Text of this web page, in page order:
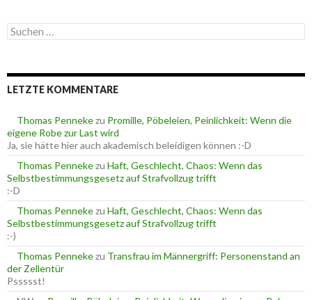
g
o
n
S
u
e
n
c
h
:
LETZTE KOMMENTARE
Thomas Pennekezu Promille, Pöbeleien, Peinlichkeit: Wenn die
eigene Robe zur Last wird
Ja, sie hätte hier auch akademisch beleidigen können :-D
Thomas Pennekezu Haft, Geschlecht, Chaos: Wenn das
Selbstbestimmungsgesetz auf Strafvollzug trifft
:-D
Thomas Pennekezu Haft, Geschlecht, Chaos: Wenn das
Selbstbestimmungsgesetz auf Strafvollzug trifft
:-)
Thomas Pennekezu Transfrau im Männergriff: Personenstand an
der Zellentür
Pssssst!